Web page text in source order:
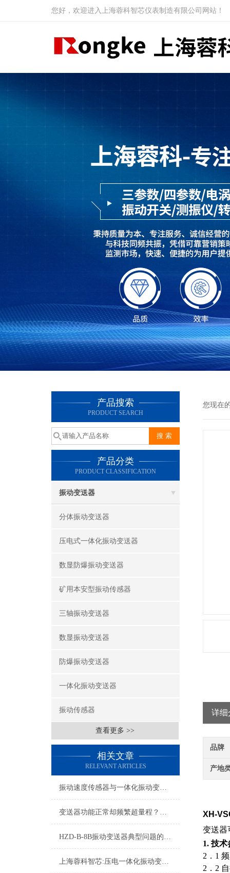
您好，欢迎进入上海蓉科智芯仪表制造有限公司网站！
产品搜索
PRODUCT SEARCH
产品分类
PRODUCT CLASSIFICATION
振动变送器
分体振动变送器
压电式一体化振动变送器
数显防爆振动变送器
矿用本安型振动传感器
三轴振动变送器
数显振动变送器
防爆振动变送器
一体化振动变送器
振动传感器
查看更多 >>
相关文章
RELEVANT ARTICLES
振动速度传感器与一体化振动变送器现场工况适配及应用用途
变送器功能正常却频繁超量程？电机现场振动问题深度排查指南
HZD-B-8B振动变送器典型问题的快速诊断与应对策略分享
上海蓉科智芯:压电一体化振动变送器
您现在
详细
品牌
产地
XH-
变送器
1. 技术
2．1
2．2